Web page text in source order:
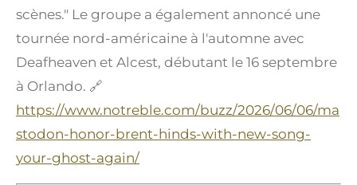
scènes." Le groupe a également annoncé une
tournée nord-américaine à l'automne avec
Deafheaven et Alcest, débutant le 16 septembre
à Orlando. 🔗
https://www.notreble.com/buzz/2026/06/06/ma
stodon-honor-brent-hinds-with-new-song-
your-ghost-again/